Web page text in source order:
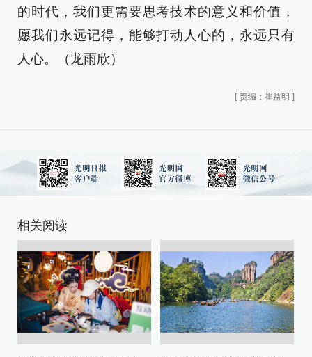
的时代，我们更需要思考技术的意义和价值，
愿我们永远记得，能够打动人心的，永远只有
人心。（龙雨欣）
[ 责编：崔益明 ]
相关阅读